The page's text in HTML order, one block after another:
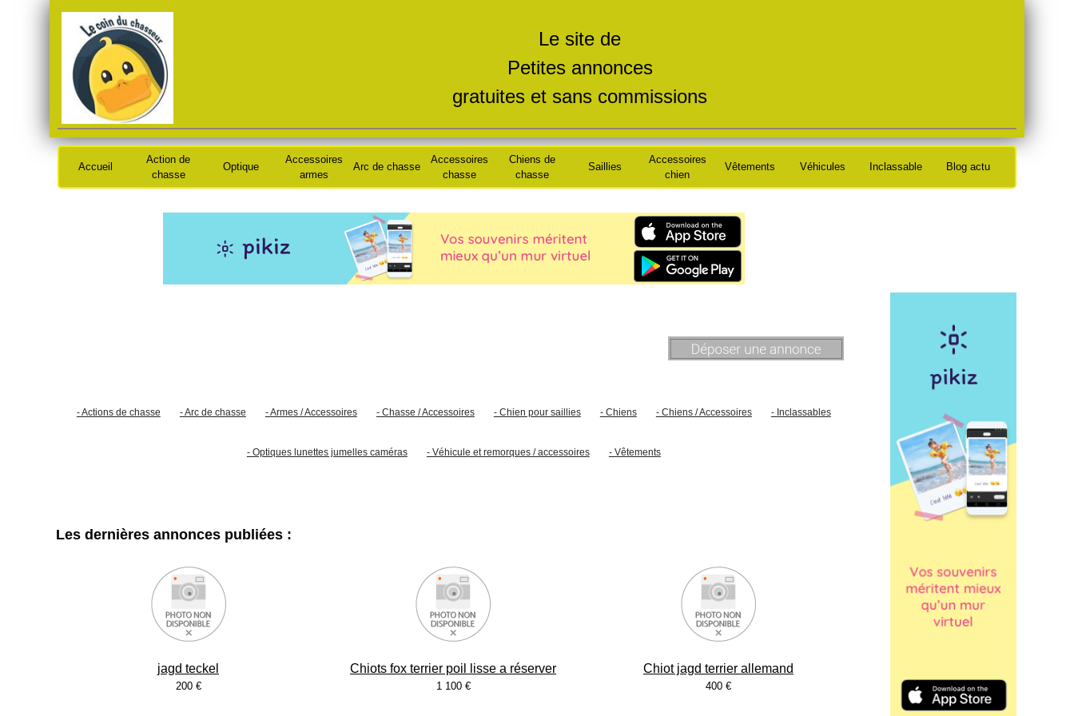
Le site de
Petites annonces
gratuites et sans commissions
Accueil
Action de
chasse
Optique
Accessoires
armes
Arc de chasse
Accessoires
chasse
Chiens de
chasse
Saillies
Accessoires
chien
Vêtements Véhicules Inclassable Blog actu
- Actions de chasse - Arc de chasse - Armes / Accessoires - Chasse / Accessoires - Chien pour saillies - Chiens - Chiens / Accessoires - Inclassables
- Optiques lunettes jumelles caméras - Véhicule et remorques / accessoires - Vêtements
Les dernières annonces publiées :
jagd teckel
200 €
Chiots fox terrier poil lisse a réserver
1 100 €
Chiot jagd terrier allemand
400 €